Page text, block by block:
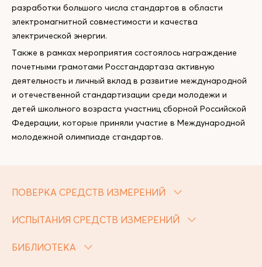
разработки большого числа стандартов в области
электромагнитной совместимости и качества
электрической энергии.
Также в рамках мероприятия состоялось награждение
почетными грамотами Росстандартаза активную
деятельность и личный вклад в развитие международной
и отечественной стандартизации среди молодежи и
детей школьного возраста участниц сборной Российской
Федерации, которые приняли участие в Международной
молодежной олимпиаде стандартов.
ПОВЕРКА СРЕДСТВ ИЗМЕРЕНИЙ
ИСПЫТАНИЯ СРЕДСТВ ИЗМЕРЕНИЙ
БИБЛИОТЕКА